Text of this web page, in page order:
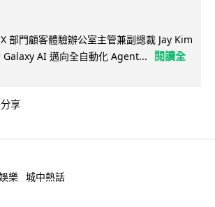
部門顧客體驗辦公室主管兼副總裁 Jay Kim
Galaxy AI 邁向全自動化 Agent...
閱讀全
分享
樂 城中熱話